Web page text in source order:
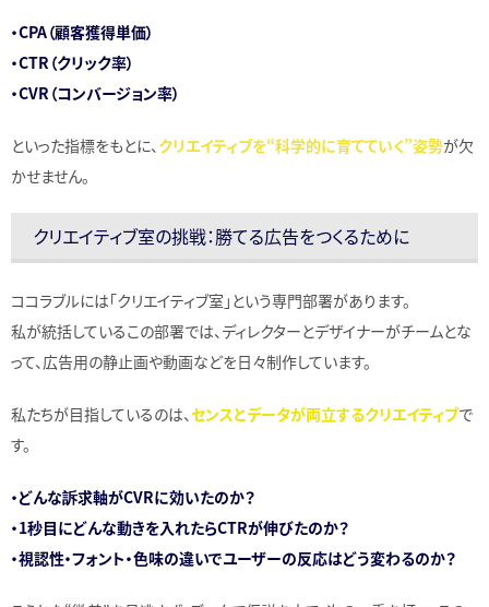
・CPA（顧客獲得単価）
・CTR（クリック率）
・CVR（コンバージョン率）
といった指標をもとに、 クリエイティブを“科学的に育てていく”姿勢が欠
かせません。
クリエイティブ室の挑戦：勝てる広告をつくるために
ココラブルには「クリエイティブ室」という専門部署があります。
私が統括しているこの部署では、ディレクターとデザイナーがチームとな
って、広告用の静止画や動画などを日々制作しています。
私たちが目指しているのは、センスとデータが両立するクリエイティブで
す。
・どんな訴求軸がCVRに効いたのか？
・1秒目にどんな動きを入れたらCTRが伸びたのか？
・視認性・フォント・色味の違いでユーザーの反応はどう変わるのか？